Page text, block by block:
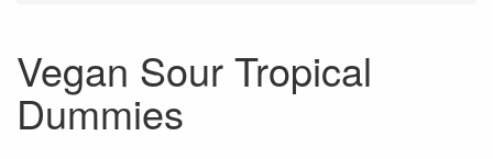
Vegan Sour Tropical
Dummies